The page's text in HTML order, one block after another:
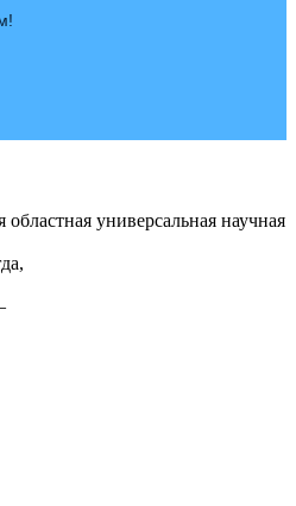
универсальная научная